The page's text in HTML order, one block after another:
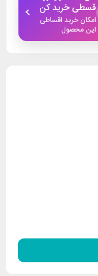
قسطی خرید کن
امکان خرید اقساطی
این محصول